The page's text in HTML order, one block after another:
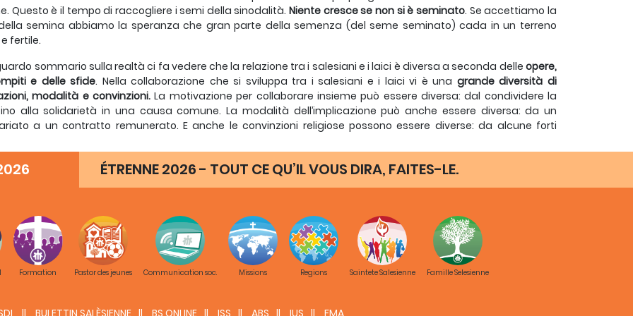
Questo è il tempo di raccogliere i semi della sinodalità.Niente cresce se non si è seminato. Se accettiamo la
semina abbiamo la speranza che gran parte della semenza (del seme seminato) cada in un terreno
fertile.
sommario sulla realtà ci fa vedere che la relazione tra i salesiani e i laici è diversa a seconda delleopere,
e delle sfide. Nella collaborazione che si sviluppa tra i salesiani e i laici vi è una grande diversità di
modalità e convinzioni. La motivazione per collaborare insieme può essere diversa: dal condividere la
alla solidarietà in una causa comune. La modalità dell’implicazione può anche essere diversa: da un
a un contratto remunerato. E anche le convinzioni religiose possono essere diverse: da alcune forti
diversità propone di partire dalrispetto alla situazione e vocazione di ciascuna persona, quella del salesiano
e quella propria del laico. Noi consacrati non siamo chiamati ad essere padroni di una missione che
persona. Tutto questo ci fa vedere la complessità della sfida che noi affrontiamo.
il discernimento
modo per avvicinarci a questo tema complesso
ÉTRENNE 2026 - TOUT CE QU’IL VOUS DIRA, FAITES-LE.
Formation Pastor des jeunes Communication soc. Missions Regions Saintete Salesienne Famille Selesienne